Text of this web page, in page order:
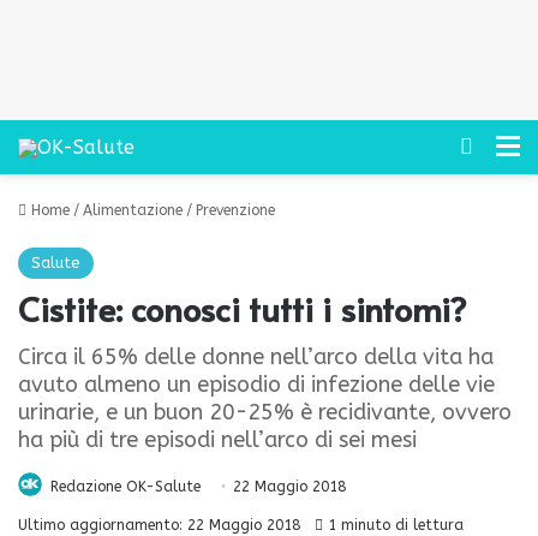
Cerca
Home / Alimentazione / Prevenzione
Salute
Cistite: conosci tutti i sintomi?
Circa il 65% delle donne nell’arco della vita ha
avuto almeno un episodio di infezione delle vie
urinarie, e un buon 20-25% è recidivante, ovvero
ha più di tre episodi nell’arco di sei mesi
Redazione OK-Salute 22 Maggio 2018
Ultimo aggiornamento: 22 Maggio 2018 1 minuto di lettura